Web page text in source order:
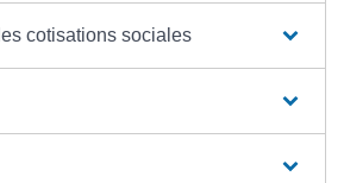
cotisations sociales